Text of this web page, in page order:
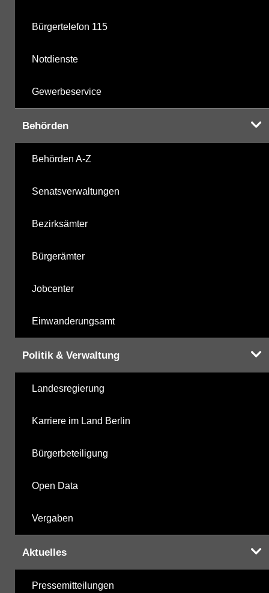
Bürgertelefon 115
Notdienste
Gewerbeservice
Behörden
Behörden A-Z
Senatsverwaltungen
Bezirksämter
Bürgerämter
Jobcenter
Einwanderungsamt
Politik & Verwaltung
Landesregierung
Karriere im Land Berlin
Bürgerbeteiligung
Open Data
Vergaben
Aktuelles
Pressemitteilungen